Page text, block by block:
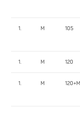
1. M 105
1. M 120
1. M